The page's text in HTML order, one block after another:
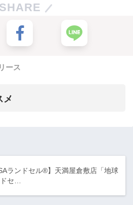
SHARE
ース
メ
ランドセル®】天満屋倉敷店「地球
セ…